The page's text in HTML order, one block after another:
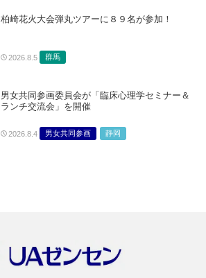
柏崎花火大会弾丸ツアーに８９名が参加！
2026.8.5 群馬
男女共同参画委員会が「臨床心理学セミナー＆
ランチ交流会」を開催
2026.8.4 男女共同参画 静岡